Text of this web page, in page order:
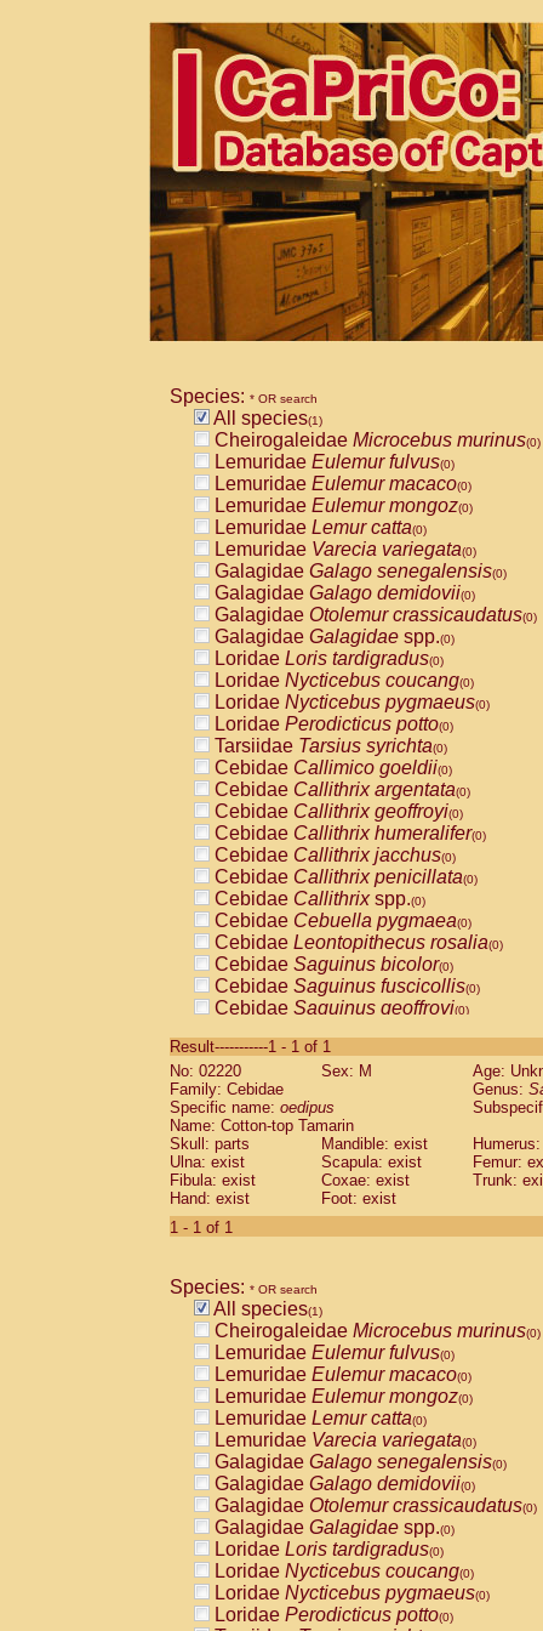
Species: * OR search
All species(1)
Cheirogaleidae Microcebus murinus(0)
Lemuridae Eulemur fulvus(0)
Lemuridae Eulemur macaco(0)
Lemuridae Eulemur mongoz(0)
Lemuridae Lemur catta(0)
Lemuridae Varecia variegata(0)
Galagidae Galago senegalensis(0)
Galagidae Galago demidovii(0)
Galagidae Otolemur crassicaudatus(0)
Galagidae Galagidae spp.(0)
Loridae Loris tardigradus(0)
Loridae Nycticebus coucang(0)
Loridae Nycticebus pygmaeus(0)
Loridae Perodicticus potto(0)
Tarsiidae Tarsius syrichta(0)
Cebidae Callimico goeldii(0)
Cebidae Callithrix argentata(0)
Cebidae Callithrix geoffroyi(0)
Cebidae Callithrix humeralifer(0)
Cebidae Callithrix jacchus(0)
Cebidae Callithrix penicillata(0)
Cebidae Callithrixspp.(0)
Cebidae Cebuella pygmaea(0)
Cebidae Leontopithecus rosalia(0)
Cebidae Saguinus bicolor(0)
Cebidae Saguinus fuscicollis(0)
Cebidae Saguinus geoffroyi(0)
CebidaeSaguinus labiatus(0)
Cebidae Saguinus leucopus (0)
Cebidae
CebidaeSaguinus mystax
Cebidae Saguinus nigricollis (0)
Cebidae Saguinus oedipus
Cebidae Saguinus weddelli
Cebidae Saguinusspp.
Cebidae
CebidaeCebus capucinus
CebidaeCebus nigrivittatus
CebidaeCebus spp.(0)
CebidaeSaimiri boliviensis(0)
CebidaeSaimiri sciureus(0)
AtelidaeAlouatta caraya(0)
AtelidaeAlouatta fusca(0)
AtelidaeAlouatta seniculus(0)
AtelidaeAlouattaspp.(0)
AtelidaeAteles belzebuth(0)
AtelidaeAteles geoffroyi(0)
AtelidaeAteles paniscus(0)
AtelidaeAtelesspp.(0)
AtelidaeLagothrix lagothricha(0)
AtelidaeLagothrix lagothricha cana
PitheciidaeCacajao calvus
Result-----------1 - 1 of 1
No: 02220
Sex: M
Age:
Family: Cebidae
Genus:
Specific name: oedipus
Name: Cotton-top Tamarin
Skull: parts
Mandible: exist
Ulna: exist
Scapula: exist
Femur:
Fibula: exist
Coxae: exist
Trunk:
Hand: exist
Foot: exist
1 - 1 of 1
Species: * OR search
All species(1)
Cheirogaleidae Microcebus murinus(0)
Lemuridae Eulemur fulvus(0)
Lemuridae Eulemur macaco(0)
Lemuridae Eulemur mongoz(0)
Lemuridae Lemur catta(0)
Lemuridae Varecia variegata(0)
Galagidae Galago senegalensis(0)
Galagidae Galago demidovii(0)
Galagidae Otolemur crassicaudatus(0)
Galagidae Galagidae spp.(0)
Loridae Loris tardigradus(0)
Loridae Nycticebus coucang(0)
Loridae Nycticebus pygmaeus(0)
Loridae Perodicticus potto(0)